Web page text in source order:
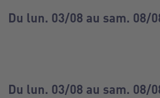
Du lun. 03/08 au sam. 08/
Du lun. 03/08 au sam. 08/